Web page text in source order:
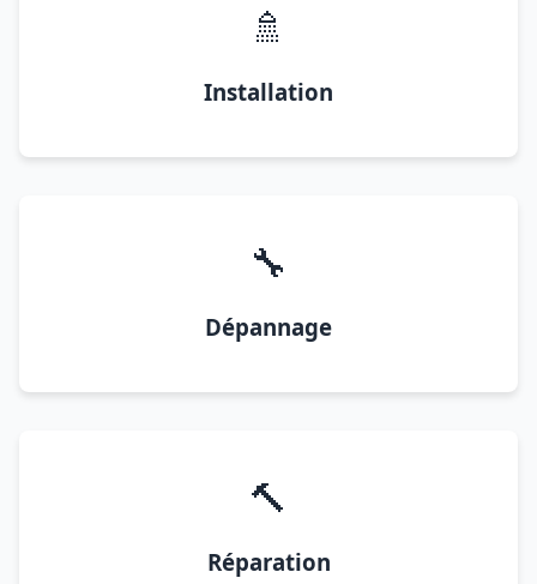
🚿
Installation
🔧
Dépannage
🔨
Réparation